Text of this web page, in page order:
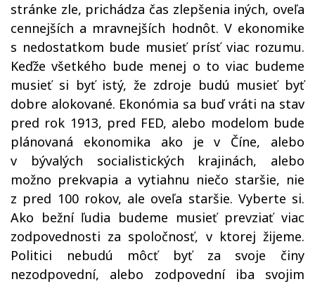
stránke zle, prichádza čas zlepšenia iných, oveľa
cennejších a mravnejších hodnôt. V ekonomike
s nedostatkom bude musieť prísť viac rozumu.
Keďže všetkého bude menej o to viac budeme
musieť si byť istý, že zdroje budú musieť byť
dobre alokované. Ekonómia sa buď vráti na stav
pred rok 1913, pred FED, alebo modelom bude
plánovaná ekonomika ako je v Číne, alebo
v bývalých socialistických krajinách, alebo
možno prekvapia a vytiahnu niečo staršie, nie
z pred 100 rokov, ale oveľa staršie. Vyberte si.
Ako bežní ľudia budeme musieť prevziať viac
zodpovednosti za spoločnosť, v ktorej žijeme.
Politici nebudú môcť byť za svoje činy
nezodpovední, alebo zodpovední iba svojim